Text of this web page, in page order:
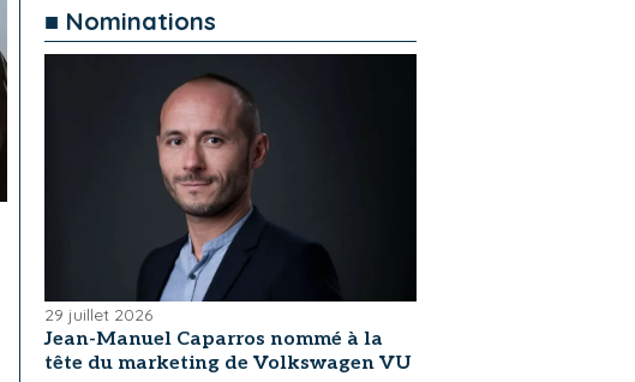
■ Nominations
29 juillet 2026
Jean-Manuel Caparros nommé à la
tête du marketing de Volkswagen VU